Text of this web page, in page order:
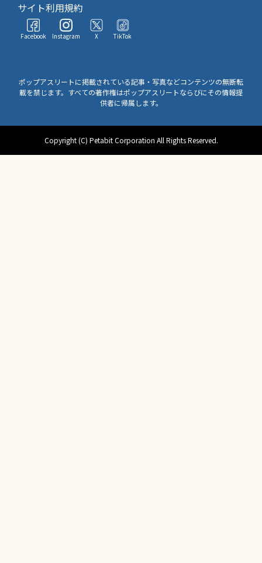
サイト利用規約
Facebook Instagram X TikTok
ポップアスリートに掲載されている記事・写真などコンテンツの無断転
載を禁じます。すべての著作権はポップアスリートならびにその情報提
供者に帰属します。
Copyright (C) Petabit Corporation All Rights Reserved.